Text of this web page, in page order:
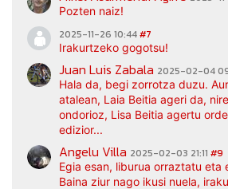
Pozten naiz!
2025-11-26 10:44#7
Irakurtzeko gogotsu!
Juan Luis Zabala 2025-02-04
Hala da, begi zorrotza duzu.
atalean, Laia Beitia ageri da,
ondorioz, Lisa Beitia agertu
edizior...
Angelu Villa 2025-02-03 21:11 #9
Egia esan, liburua orraztatu eta
Baina ziur nago ikusi nuela,